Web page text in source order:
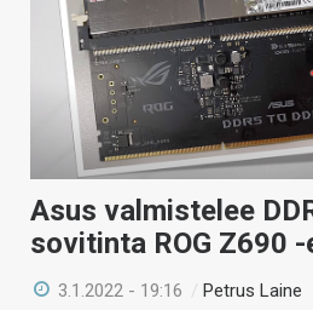
Asus valmistelee
sovitinta ROG Z690
3.1.2022 - 19:16 /Petrus Laine